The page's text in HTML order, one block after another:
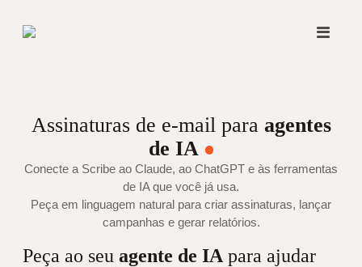
Assinaturas de e-mail para agentes
de IA
Conecte a Scribe ao Claude, ao ChatGPT e às ferramentas
de IA que você já usa.
Peça em linguagem natural para criar assinaturas, lançar
campanhas e gerar relatórios.
Peça ao seu agente de IA para ajudar